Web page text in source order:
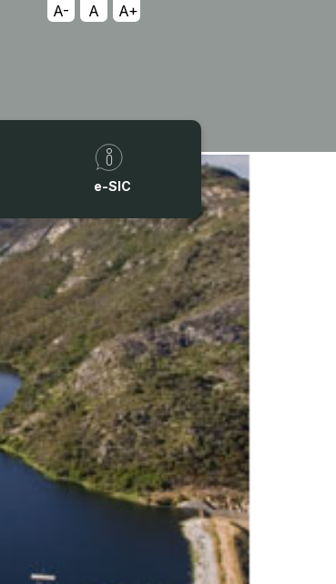
A- A
A+
e-SIC